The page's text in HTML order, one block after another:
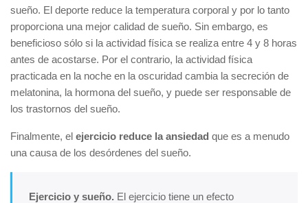
sueño. El deporte reduce la temperatura corporal y por lo tanto
proporciona una mejor calidad de sueño. Sin embargo, es
beneficioso sólo si la actividad física se realiza entre 4 y 8 horas
antes de acostarse. Por el contrario, la actividad física
practicada en la noche en la oscuridad cambia la secreción de
melatonina, la hormona del sueño, y puede ser responsable de
los trastornos del sueño.
Finalmente, el ejercicio reduce la ansiedad que es a menudo
una causa de los desórdenes del sueño.
Ejercicio y sueño. El ejercicio tiene un efecto